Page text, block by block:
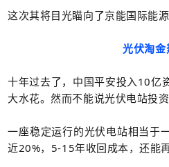
这次其将目光瞄向了京能国际能
光伏淘金
十年过去了，中国平安投入10亿
大水花。然而不能说光伏电站投
一座稳定运行的光伏电站相当于
近20%，5-15年收回成本，还能